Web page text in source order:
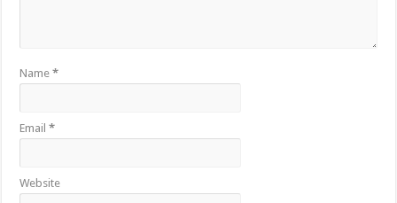
Name*
Email*
Website